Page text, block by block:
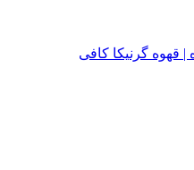
| قهوه گرنیکا کافی